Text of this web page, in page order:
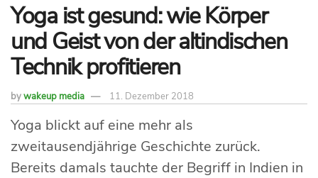
Yoga ist gesund: wie Körper
und Geist von der altindischen
Technik profitieren
bywakeup media 11. Dezember 2018
Yoga blickt auf eine mehr als
zweitausendjährige Geschichte zurück.
Bereits damals tauchte der Begriff in Indien in